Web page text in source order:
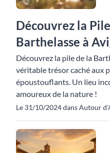
Découvrez la
Barthelasse à
Découvrez la pile de la
véritable trésor caché aux
époustouflants. Un lieu
amoureux de la nature !
Le 31/10/2024 dans Autour